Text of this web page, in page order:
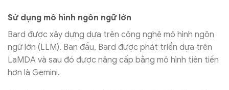
Sử dụng mô hình ngôn ngữ lớn
Bard được xây dựng dựa trên công nghệ mô hình ngôn
ngữ lớn (LLM). Ban đầu, Bard được phát triển dựa trên
LaMDA và sau đó được nâng cấp bằng mô hình tiên tiến
hơn là Gemini.